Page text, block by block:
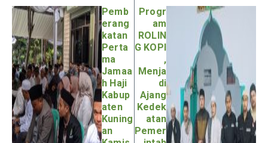
Pemb
erang
katan
Perta
ma
Jamaa
h Haji
Kabup
aten
Kuning
an
Progr
am
ROLIN
G KOPI
,
Menja
di
Ajang
Kedek
atan
Pemer